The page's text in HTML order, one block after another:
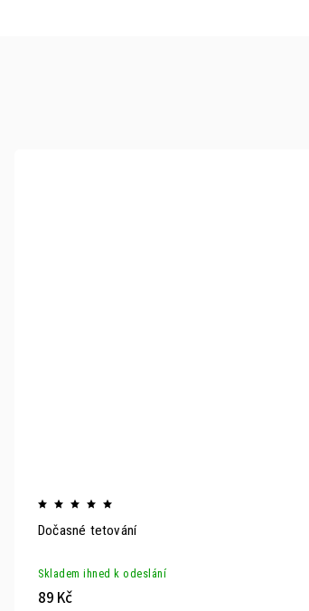
Dočasné tetování
Skladem ihned k odeslání
89 Kč